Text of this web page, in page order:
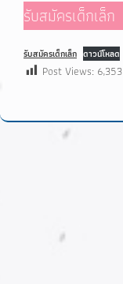
รับสมัครเด็กเล็ก
รับสมัครเด็กเล็ก ดาวน์โหลด
Post Views: 6,353